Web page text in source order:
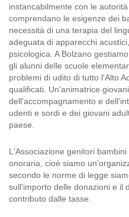
instancabilmente con le
comprendano le esigenze dei
necessità di una terapia del
adeguata di apparecchi
psicologica. A Bolzano
gli alunni delle scuole
problemi di udito di tutto l'Alto
qualificati. Un'animatrice
dell'accompagnamento e
udenti e sordi e dei giovani
paese.
L'Associazione genitori
onoraria, cioè siamo
secondo le norme di legge
sull'importo delle donazioni e il
contributo dalle tasse.